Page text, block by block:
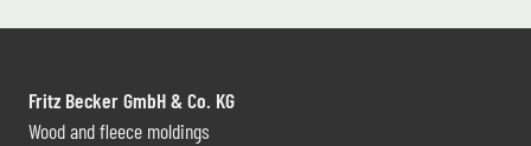
Fritz Becker GmbH & Co. KG
Wood and fleece moldings